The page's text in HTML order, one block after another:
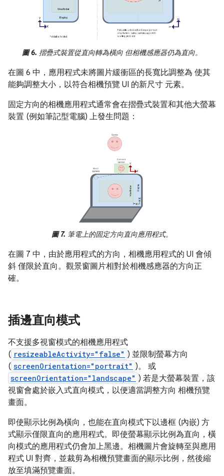
圖 6. 摺疊式裝置從直向轉為橫向 但相機感應器仍為直向。
在圖 6 中，應用程式未將圖片緩衝區的長寬比調整為 使其
能夠調整大小，以符合相機預覽 UI 的新尺寸 元素。
固定方向的相機應用程式通常會在摺疊式裝置和其他大螢幕
裝置 (例如筆記型電腦) 上發生問題：
圖 7. 筆電上的固定方向直向應用程式。
在圖 7 中，由於應用程式的方向，相機應用程式的 UI 會傾
斜 僅限於直向。觀景窗圖片相對於相機感應器的方向正
確。
插邊直向模式
不支援多視窗模式的相機應用程式
( resizeableActivity="false" ) 並限制螢幕方向
( screenOrientation="portrait" )。 或
screenOrientation="landscape" ) 若是大螢幕裝置，該
視窗會處於嵌入式直向模式，以便適當調整方向 相機預覽
畫面。
即使顯示比例為橫向，也能在直向模式下以邊框 (內嵌) 方
式顯示僅限直向的應用程式。即使螢幕顯示比例為直向，橫
向模式的應用程式仍會加上黑邊。相機圖片會旋轉至與應用
程式 UI 對齊，並裁剪為相機預覽畫面的顯示比例，然後縮
放至填滿預覽畫面。